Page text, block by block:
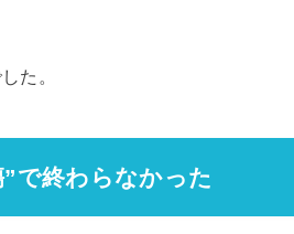
た。
で終わらなかった